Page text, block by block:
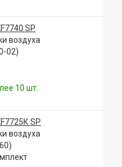
SP
воздуха
02)
10 шт.
SP
воздуха